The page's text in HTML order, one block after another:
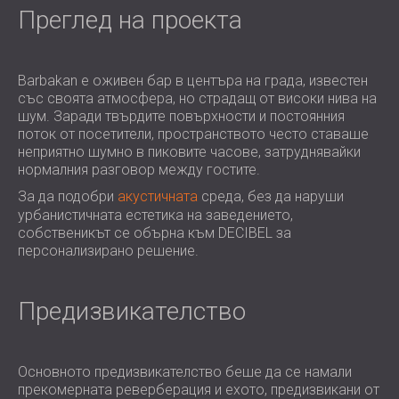
ХОТЕЛИ
ЗВУКОИЗОЛАЦИЯ И АКУСТИКА НА
ЗВУКОИЗОЛАЦИОННИ И АКУСТИЧНИ
РЕШЕНИЯ ЗА ТЪРГОВСКИ ПОМЕЩЕНИЯ
ЗВУКОИЗОЛАЦИЯ И АКУСТИКА НА
УЧЕБНИ ЗАВЕДЕНИЯ
ШУМОИЗОЛАЦИЯ И АКУСТИКА ЗА
ЗДРАВНИЯ СЕКТОР
ЗВУКОИЗОЛАЦИОННИ И АКУСТИЧНИ
РЕШЕНИЯ ЗА АУДИОЛОГИЧНИЯ
СЕКТОР
РЕШЕНИЯ ЗА ЦЕНТРОВЕ ЗА ДАННИ
POLAND (PL)
FINLAND (FI)
USA (US)
SOUTH AFRICA (ZA)
Преглед на проекта
Barbakan е оживен бар в центъра на града, известен
със своята атмосфера, но страдащ от високи нива на
шум. Заради твърдите повърхности и постоянния
поток от посетители, пространството често ставаше
неприятно шумно в пиковите часове, затруднявайки
нормалния разговор между гостите.
За да подобри акустичната среда, без да наруши
урбанистичната естетика на заведението,
собственикът се обърна към DECIBEL за
персонализирано решение.
Предизвикателство
Основното предизвикателство беше да се намали
прекомерната реверберация и ехото, предизвикани от